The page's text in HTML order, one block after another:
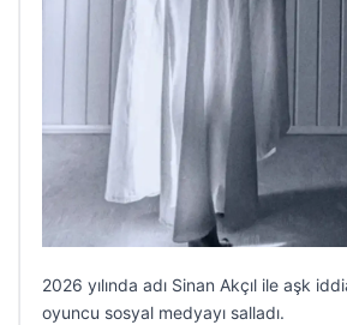
2026 yılında adı Sinan Akçıl ile aşk
oyuncu sosyal medyayı salladı.